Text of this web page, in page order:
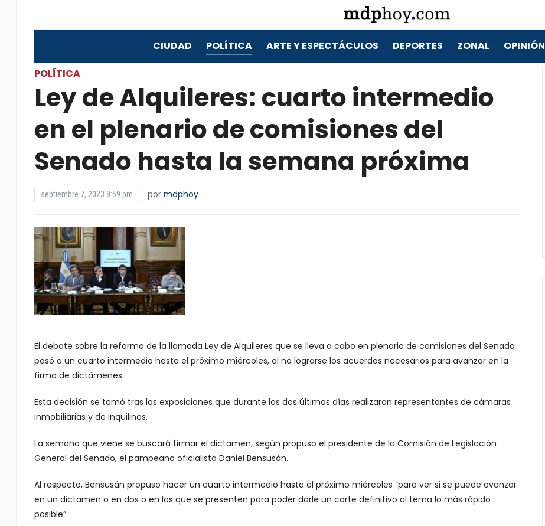
CIUDAD POLÍTICA ARTE Y ESPECTÁCULOS DEPORTES ZONAL OPINIÓN
POLÍTICA
Ley de Alquileres: cuarto intermedio
en el plenario de comisiones del
Senado hasta la semana próxima
septiembre 7, 2023 8:59 pm por mdphoy
El debate sobre la reforma de la llamada Ley de Alquileres que se lleva a cabo en plenario de comisiones del Senado
pasó a un cuarto intermedio hasta el próximo miércoles, al no lograrse los acuerdos necesarios para avanzar en la
firma de dictámenes.
Esta decisión se tomó tras las exposiciones que durante los dos últimos días realizaron representantes de cámaras
inmobiliarias y de inquilinos.
La semana que viene se buscará firmar el dictamen, según propuso el presidente de la Comisión de Legislación
General del Senado, el pampeano oficialista Daniel Bensusán.
Al respecto, Bensusán propuso hacer un cuarto intermedio hasta el próximo miércoles “para ver si se puede avanzar
en un dictamen o en dos o en los que se presenten para poder darle un corte definitivo al tema lo más rápido
posible”.